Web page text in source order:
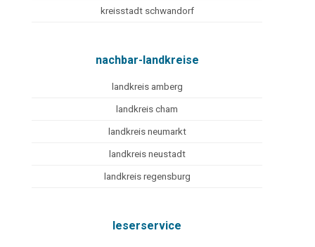
kreisstadt schwandorf
nachbar-landkreise
landkreis amberg
landkreis cham
landkreis neumarkt
landkreis neustadt
landkreis regensburg
leserservice